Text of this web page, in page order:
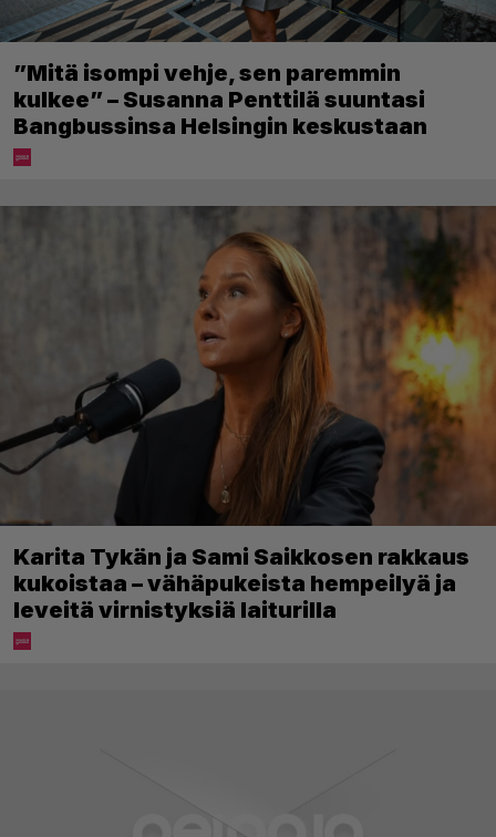
”Mitä isompi vehje, sen paremmin
kulkee” – Susanna Penttilä suuntasi
Bangbussinsa Helsingin keskustaan
Karita Tykän ja Sami Saikkosen rakkaus
kukoistaa – vähäpukeista hempeilyä ja
leveitä virnistyksiä laiturilla